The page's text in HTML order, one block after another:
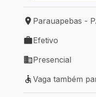
Local de trabalho:
Parauapebas -
Tipo de vaga: Efetivo
Efetivo
Modelo de
Presencial
Vaga também para
Vaga também